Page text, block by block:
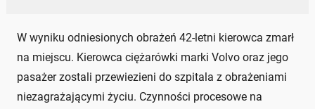
W wyniku odniesionych obrażeń 42-letni kierowca zmarł
na miejscu. Kierowca ciężarówki marki Volvo oraz jego
pasażer zostali przewiezieni do szpitala z obrażeniami
niezagrażającymi życiu. Czynności procesowe na